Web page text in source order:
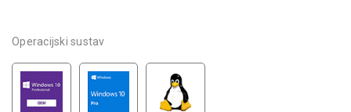
Operacijski sustav